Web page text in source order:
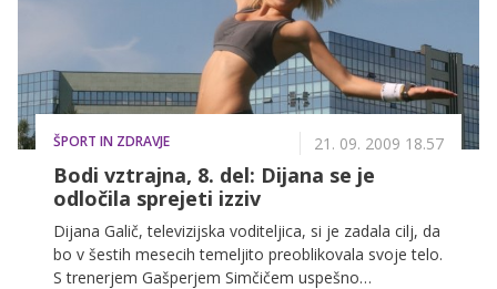
ŠPORT IN ZDRAVJE 21. 09. 2009 18.57
Bodi vztrajna, 8. del: Dijana se je
odločila sprejeti izziv
Dijana Galič, televizijska voditeljica, si je zadala cilj, da
bo v šestih mesecih temeljito preoblikovala svoje telo.
S trenerjem Gašperjem Simčičem uspešno